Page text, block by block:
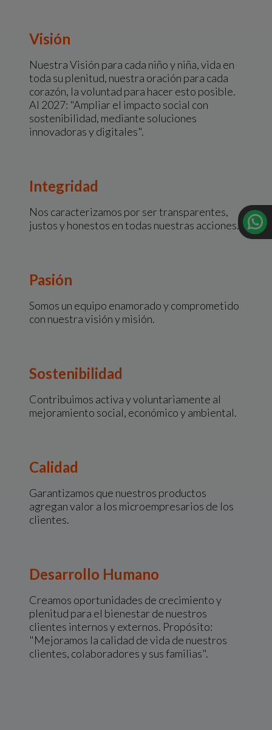
Visión
Nuestra Visión para cada niño y niña, vida en
toda su plenitud, nuestra oración para cada
corazón, la voluntad para hacer esto posible.
Al 2027: "Ampliar el impacto social con
sostenibilidad, mediante soluciones
innovadoras y digitales".
Integridad
Nos caracterizamos por ser transparentes,
justos y honestos en todas nuestras acciones.
Pasión
Somos un equipo enamorado y comprometido
con nuestra visión y misión.
Sostenibilidad
Contribuimos activa y voluntariamente al
mejoramiento social, económico y ambiental.
Calidad
Garantizamos que nuestros productos
agregan valor a los microempresarios de los
clientes.
Desarrollo Humano
Creamos oportunidades de crecimiento y
plenitud para el bienestar de nuestros
clientes internos y externos. Propósito:
"Mejoramos la calidad de vida de nuestros
clientes, colaboradores y sus familias".